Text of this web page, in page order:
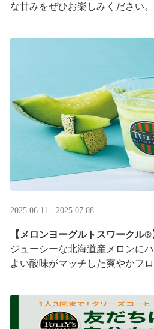
な甘みをぜひお楽しみください。
2025.06.11 - 2025.07.08
【メロンヨーグルトスワークル®
ジューシーな北海道産メロンに
よい酸味がマッチした爽やかフ